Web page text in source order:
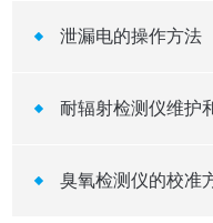
泄漏电的操作方法
耐辐射检测仪维护
臭氧检测仪的校准